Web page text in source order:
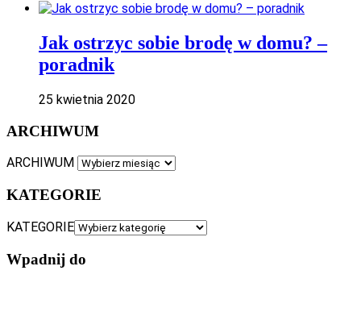
Jak ostrzyc sobie brodę w domu? –
poradnik
25 kwietnia 2020
ARCHIWUM
ARCHIWUM
KATEGORIE
KATEGORIE
Wpadnij do